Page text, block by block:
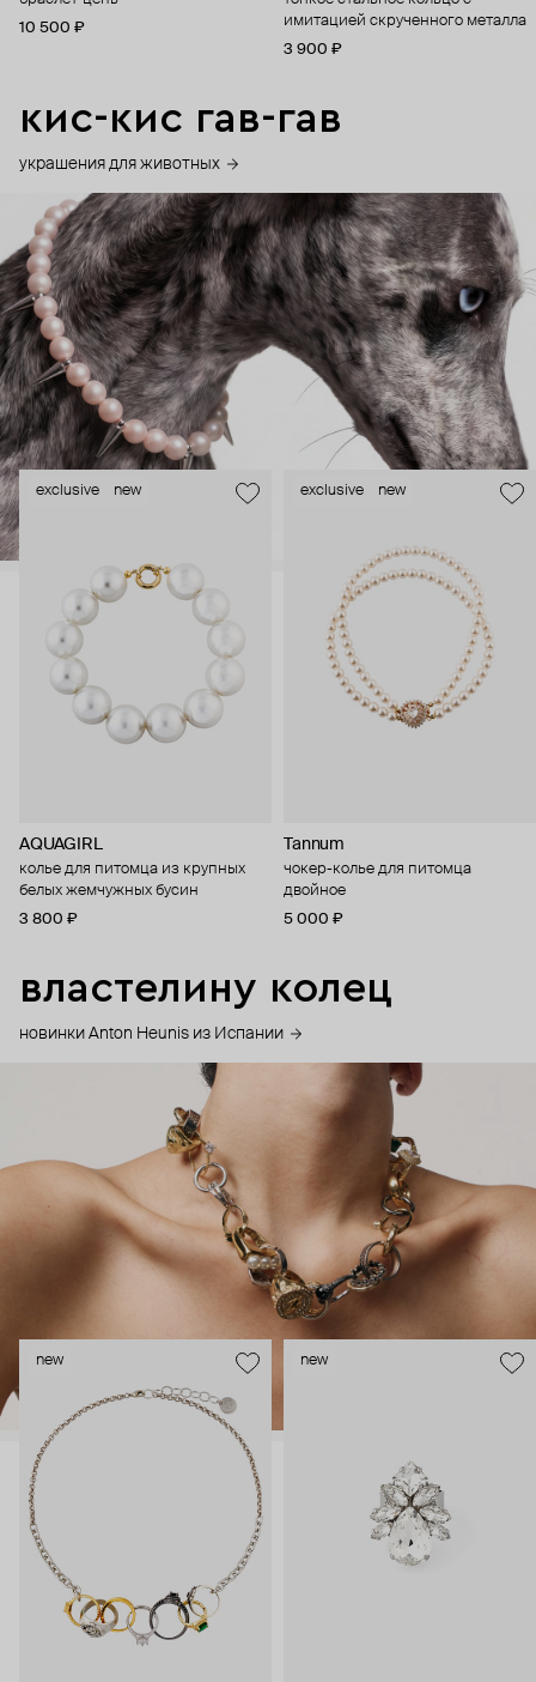
10 500 ₽
имитацией скрученного металла
3 900 ₽
кис-кис гав-гав
украшения для животных
exclusive new
AQUAGIRL
колье для питомца из крупных
белых жемчужных бусин
3 800 ₽
exclusive new
Tannum
чокер-колье для питомца
двойное
5 000 ₽
властелину колец
новинки Anton Heunis из Испании
new new